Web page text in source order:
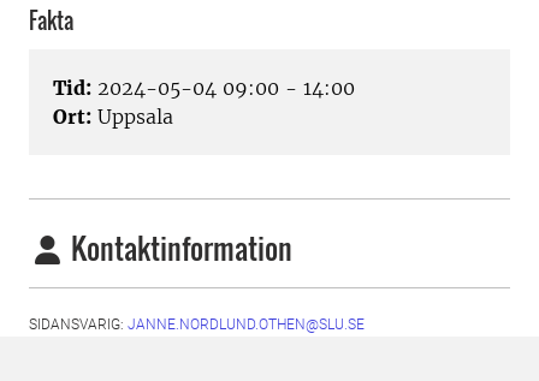
Fakta
Tid: 2024-05-04 09:00 - 14:00
Ort: Uppsala
Kontaktinformation
SIDANSVARIG: JANNE.NORDLUND.OTHEN@SLU.SE